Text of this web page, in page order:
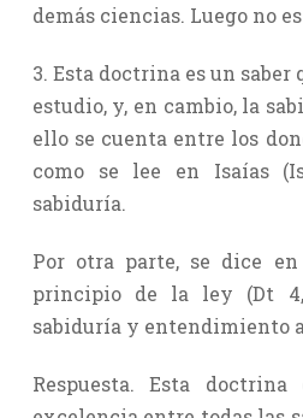
demás ciencias. Luego no
3. Esta doctrina es un saber
estudio, y, en cambio, la
ello se cuenta entre los
como se lee en Isaías
sabiduría.
Por otra parte, se dice
principio de la ley (Dt
sabiduría y entendimiento
Respuesta. Esta